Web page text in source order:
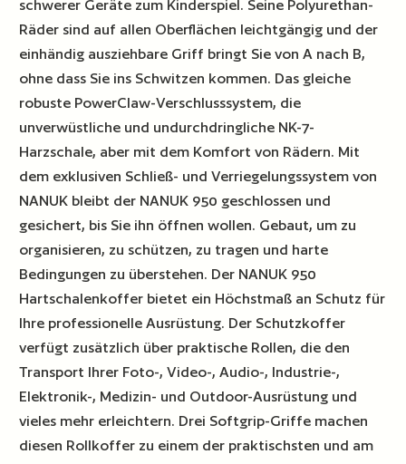
schwerer Geräte zum Kinderspiel. Seine Polyurethan-
Räder sind auf allen Oberflächen leichtgängig und der
einhändig ausziehbare Griff bringt Sie von A nach B,
ohne dass Sie ins Schwitzen kommen. Das gleiche
robuste PowerClaw-Verschlusssystem, die
unverwüstliche und undurchdringliche NK-7-
Harzschale, aber mit dem Komfort von Rädern. Mit
dem exklusiven Schließ- und Verriegelungssystem von
NANUK bleibt der NANUK 950 geschlossen und
gesichert, bis Sie ihn öffnen wollen. Gebaut, um zu
organisieren, zu schützen, zu tragen und harte
Bedingungen zu überstehen. Der NANUK 950
Hartschalenkoffer bietet ein Höchstmaß an Schutz für
Ihre professionelle Ausrüstung. Der Schutzkoffer
verfügt zusätzlich über praktische Rollen, die den
Transport Ihrer Foto-, Video-, Audio-, Industrie-,
Elektronik-, Medizin- und Outdoor-Ausrüstung und
vieles mehr erleichtern. Drei Softgrip-Griffe machen
diesen Rollkoffer zu einem der praktischsten und am